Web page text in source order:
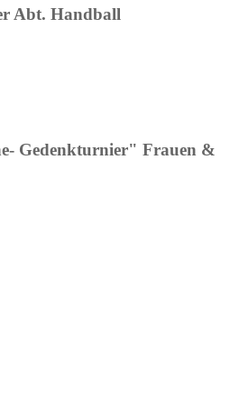
Abt. Handball
Gedenkturnier" Frauen &